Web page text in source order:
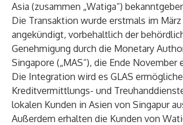
Asia (zusammen „Watiga“)
Die Transaktion wurde erstmals im März
angekündigt, vorbehaltlich der
Genehmigung durch die Monetary
Singapore („MAS“), die Ende November
Die Integration wird es GLAS
Kreditvermittlungs- und
lokalen Kunden in Asien von Singapur
Außerdem erhalten die Kunden von